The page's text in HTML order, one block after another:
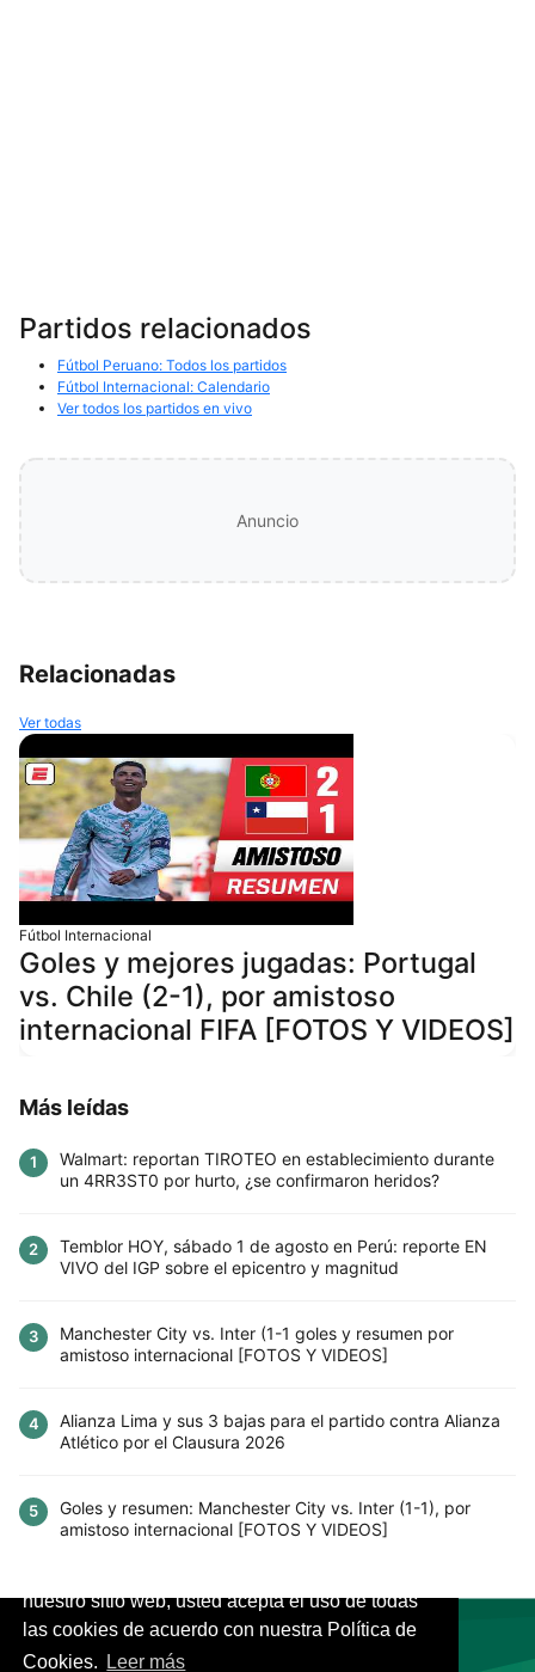
Este sitio utiliza cookies para mejorar la
nuestro sitio web, usted acepta el uso de todas
las cookies de acuerdo con nuestra Política de
Cookies.
Leer más
Partidos relacionados
Fútbol Peruano: Todos los partidos
Fútbol Internacional: Calendario
Ver todos los partidos en vivo
Anuncio
Relacionadas
Ver todas
Fútbol Internacional
Goles y mejores jugadas: Portugal
vs. Chile (2-1), por amistoso
internacional FIFA [FOTOS Y VIDEOS]
Más leídas
1
Walmart: reportan TIROTEO en establecimiento durante
un 4RR3ST0 por hurto, ¿se confirmaron heridos?
2
Temblor HOY, sábado 1 de agosto en Perú: reporte EN
VIVO del IGP sobre el epicentro y magnitud
3
Manchester City vs. Inter (1-1 goles y resumen por
amistoso internacional [FOTOS Y VIDEOS]
4
Alianza Lima y sus 3 bajas para el partido contra Alianza
Atlético por el Clausura 2026
5
Goles y resumen: Manchester City vs. Inter (1-1), por
amistoso internacional [FOTOS Y VIDEOS]